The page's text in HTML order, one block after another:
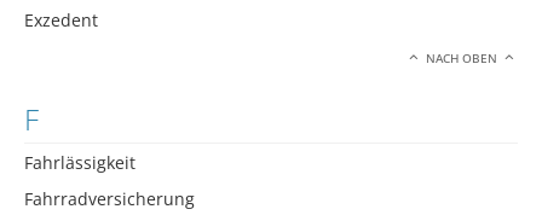
Exzedent
NACH OBEN
F
Fahrlässigkeit
Fahrradversicherung